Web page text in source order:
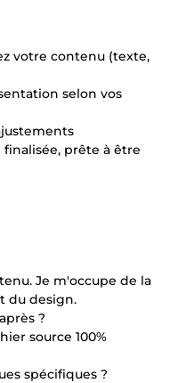
votre contenu (texte,
selon vos
prête à être
Je m'occupe de la
du design.
?
source 100%
spécifiques ?